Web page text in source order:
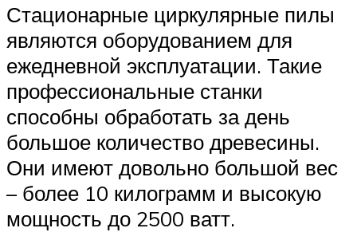
Стационарные циркулярные пилы
являются оборудованием для
ежедневной эксплуатации. Такие
профессиональные станки
способны обработать за день
большое количество древесины.
Они имеют довольно большой вес
– более 10 килограмм и высокую
мощность до 2500 ватт.